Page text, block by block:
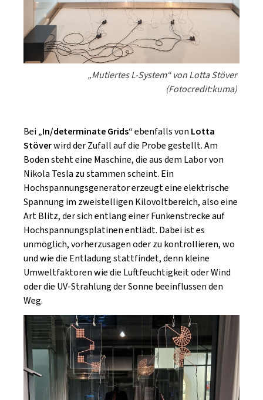
„Mutiertes L-System“ von Lotta Stöver
(Fotocredit:kuma)
Bei„In/determinate Grids“ebenfalls von Lotta
Stöverwird der Zufall auf die Probe gestellt. Am
Boden steht eine Maschine, die aus dem Labor von
Nikola Tesla zu stammen scheint. Ein
Hochspannungsgenerator erzeugt eine elektrische
Spannung im zweistelligen Kilovoltbereich, also eine
Art Blitz, der sich entlang einer Funkenstrecke auf
Hochspannungsplatinen entlädt. Dabei ist es
unmöglich, vorherzusagen oder zu kontrollieren, wo
und wie die Entladung stattfindet, denn kleine
Umweltfaktoren wie die Luftfeuchtigkeit oder Wind
oder die UV-Strahlung der Sonne beeinflussen den
Weg.